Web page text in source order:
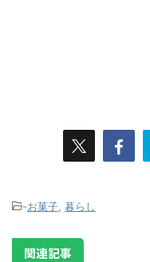
-お菓子 暮らし
関連記事